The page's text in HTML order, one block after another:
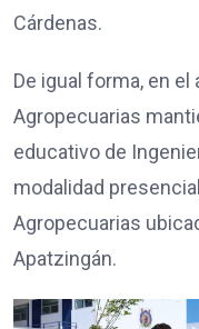
Cárdenas.
De igual forma, en
Agropecuarias
educativo de
modalidad
Agropecuarias
Apatzingán.